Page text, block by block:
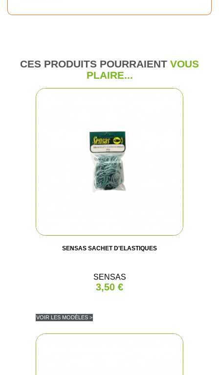
CES PRODUITS POURRAIENT VOUS
PLAIRE...
SENSAS SACHET D'ELASTIQUES
SENSAS
3,50 €
VOIR LES MODÈLES >